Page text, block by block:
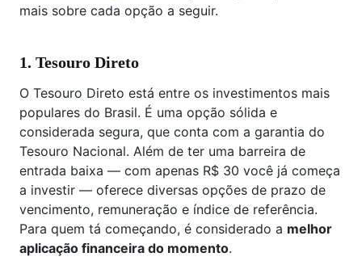
mais sobre cada opção a seguir.
1. Tesouro Direto
O Tesouro Direto está entre os investimentos mais
populares do Brasil. É uma opção sólida e
considerada segura, que conta com a garantia do
Tesouro Nacional. Além de ter uma barreira de
entrada baixa — com apenas R$ 30 você já começa
a investir — oferece diversas opções de prazo de
vencimento, remuneração e índice de referência.
Para quem tá começando, é considerado a melhor
aplicação financeira do momento.